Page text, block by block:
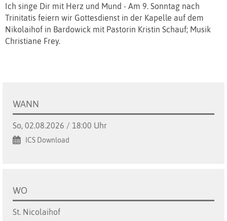
Ich singe Dir mit Herz und Mund - Am 9. Sonntag nach
Trinitatis feiern wir Gottesdienst in der Kapelle auf dem
Nikolaihof in Bardowick mit Pastorin Kristin Schauf; Musik
Christiane Frey.
WANN
So, 02.08.2026 / 18:00 Uhr
ICS Download
WO
St. Nicolaihof